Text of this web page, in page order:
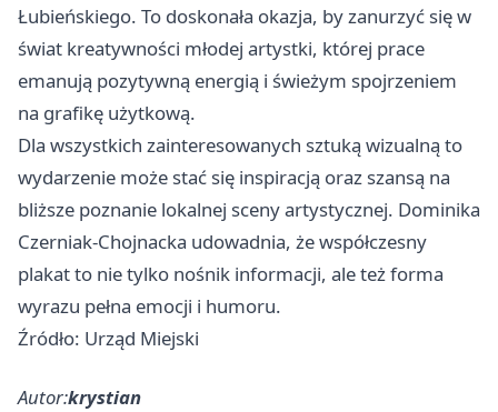
Łubieńskiego. To doskonała okazja, by zanurzyć się w
świat kreatywności młodej artystki, której prace
emanują pozytywną energią i świeżym spojrzeniem
na grafikę użytkową.
Dla wszystkich zainteresowanych sztuką wizualną to
wydarzenie może stać się inspiracją oraz szansą na
bliższe poznanie lokalnej sceny artystycznej. Dominika
Czerniak-Chojnacka udowadnia, że współczesny
plakat to nie tylko nośnik informacji, ale też forma
wyrazu pełna emocji i humoru.
Źródło: Urząd Miejski
Autor:krystian